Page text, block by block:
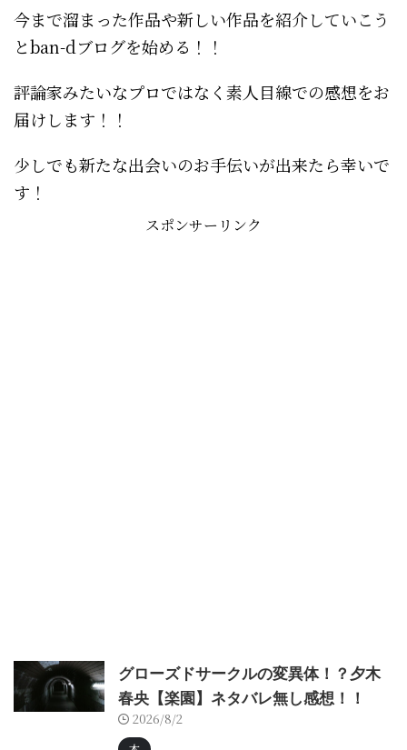
今まで溜まった作品や新しい作品を紹介していこう
とban-dブログを始める！！
評論家みたいなプロではなく素人目線での感想をお
届けします！！
少しでも新たな出会いのお手伝いが出来たら幸いで
す！
スポンサーリンク
グローズドサークルの変異体！？夕木
春央【楽園】ネタバレ無し感想！！
2026/8/2